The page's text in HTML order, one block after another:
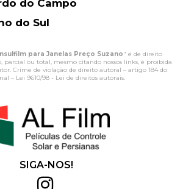
do Campo
do Sul
Insulfilm para Janelas Preço Suzano" é de direito
parcial ou total, mesmo citando nossos links, é proibida
Crime de violação de direito autoral – artigo 184 do
– Lei 9610/98 - Lei de direitos autorais.
SIGA-NOS!